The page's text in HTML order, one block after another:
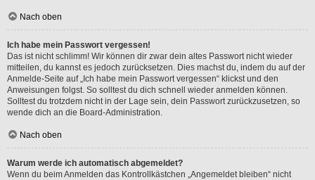
Nach oben
Ich habe mein Passwort vergessen!
Das ist nicht schlimm! Wir können dir zwar dein altes Passwort nicht wieder
mitteilen, du kannst es jedoch zurücksetzen. Dies machst du, indem du auf der
Anmelde-Seite auf „Ich habe mein Passwort vergessen“ klickst und den
Anweisungen folgst. So solltest du dich schnell wieder anmelden können.
Solltest du trotzdem nicht in der Lage sein, dein Passwort zurückzusetzen, so
wende dich an die Board-Administration.
Nach oben
Warum werde ich automatisch abgemeldet?
Wenn du beim Anmelden das Kontrollkästchen „Angemeldet bleiben“ nicht